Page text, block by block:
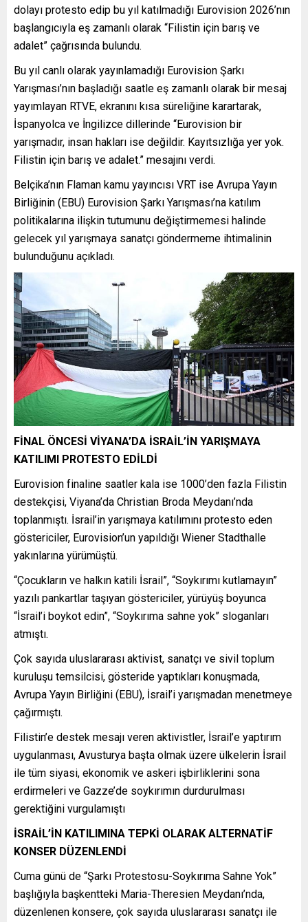
dolayı protesto edip bu yıl katılmadığı Eurovision 2026’nın
başlangıcıyla eş zamanlı olarak “Filistin için barış ve
adalet” çağrısında bulundu.
Bu yıl canlı olarak yayınlamadığı Eurovision Şarkı
Yarışması’nın başladığı saatle eş zamanlı olarak bir mesaj
yayımlayan RTVE, ekranını kısa süreliğine karartarak,
İspanyolca ve İngilizce dillerinde “Eurovision bir
yarışmadır, insan hakları ise değildir. Kayıtsızlığa yer yok.
Filistin için barış ve adalet.” mesajını verdi.
Belçika’nın Flaman kamu yayıncısı VRT ise Avrupa Yayın
Birliğinin (EBU) Eurovision Şarkı Yarışması’na katılım
politikalarına ilişkin tutumunu değiştirmemesi halinde
gelecek yıl yarışmaya sanatçı göndermeme ihtimalinin
bulunduğunu açıkladı.
FİNAL ÖNCESİ VİYANA’DA İSRAİL’İN YARIŞMAYA
KATILIMI PROTESTO EDİLDİ
Eurovision finaline saatler kala ise 1000’den fazla Filistin
destekçisi, Viyana’da Christian Broda Meydanı’nda
toplanmıştı. İsrail’in yarışmaya katılımını protesto eden
göstericiler, Eurovision’un yapıldığı Wiener Stadthalle
yakınlarına yürümüştü.
“Çocukların ve halkın katili İsrail”, “Soykırımı kutlamayın”
yazılı pankartlar taşıyan göstericiler, yürüyüş boyunca
“İsrail’i boykot edin”, “Soykırıma sahne yok” sloganları
atmıştı.
Çok sayıda uluslararası aktivist, sanatçı ve sivil toplum
kuruluşu temsilcisi, gösteride yaptıkları konuşmada,
Avrupa Yayın Birliğini (EBU), İsrail’i yarışmadan menetmeye
çağırmıştı.
Filistin’e destek mesajı veren aktivistler, İsrail’e yaptırım
uygulanması, Avusturya başta olmak üzere ülkelerin İsrail
ile tüm siyasi, ekonomik ve askeri işbirliklerini sona
erdirmeleri ve Gazze’de soykırımın durdurulması
gerektiğini vurgulamıştı
İSRAİL’İN KATILIMINA TEPKİ OLARAK ALTERNATİF
KONSER DÜZENLENDİ
Cuma günü de “Şarkı Protestosu-Soykırıma Sahne Yok”
başlığıyla başkentteki Maria-Theresien Meydanı’nda,
düzenlenen konsere, çok sayıda uluslararası sanatçı ile